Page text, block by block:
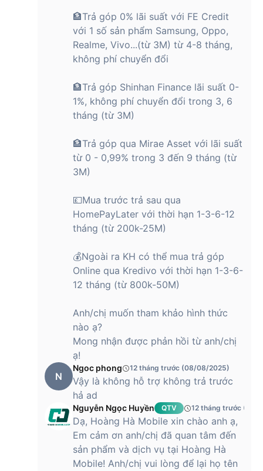
🏦Trả góp 0% lãi suất với FE Credit
với 1 số sản phẩm Samsung, Oppo,
Realme, Vivo...(từ 3M) từ 4-8 tháng,
không phí chuyển đổi
🏦Trả góp Shinhan Finance lãi suất 0-
1%, không phí chuyển đổi trong 3, 6
tháng (từ 3M)
🏦Trả góp qua Mirae Asset với lãi suất
từ 0 - 0,99% trong 3 đến 9 tháng (từ
3M)
💷Mua trước trả sau qua
HomePayLater với thời hạn 1-3-6-12
tháng (từ 200k-25M)
💰Ngoài ra KH có thể mua trả góp
Online qua Kredivo với thời hạn 1-3-6-
12 tháng (từ 800k-50M)
Anh/chị muốn tham khảo hình thức
nào ạ?
Mong nhận được phản hồi từ anh/chị
ạ!
N
Ngoc phong 12 tháng trước (08/08/2025)
Vậy là không hỗ trợ không trả trước
hả ad
Nguyễn Ngọc Huyền QTV 12 tháng trước (08/
Dạ, Hoàng Hà Mobile xin chào anh ạ,
Em cảm ơn anh/chị đã quan tâm đến
sản phẩm và dịch vụ tại Hoàng Hà
Mobile! Anh/chị vui lòng để lại họ tên